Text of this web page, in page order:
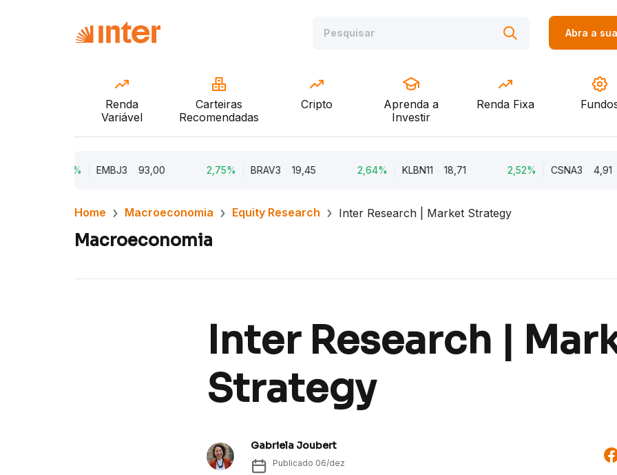
Abra a
Renda
Variável
Carteiras
Recomendadas
Cripto
Aprenda a
Investir
Renda Fixa
EMBJ3 93,00 2,75% BRAV3 19,45 2,64% KLBN11 18,71 2,52% CSNA3 4,91
Home Macroeconomia Equity Research Inter Research | Market Strategy
Macroeconomia
Inter Research |
Strategy
Gabriela Joubert
Publicado 06/dez